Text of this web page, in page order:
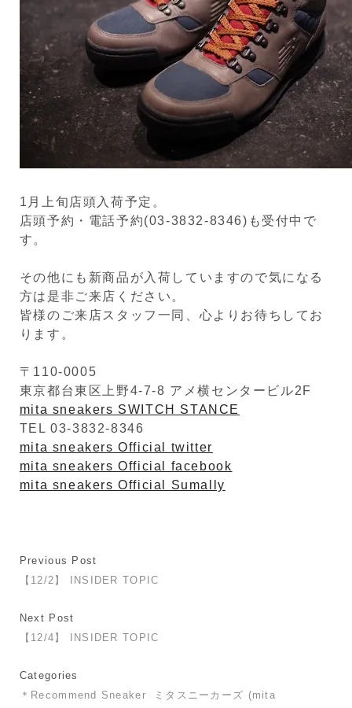
1月上旬店頭入荷予定。
店頭予約・電話予約(03-3832-8346)も受付中で
す。
その他にも新商品が入荷していますので気になる
方は是非ご来店ください。
皆様のご来店スタッフ一同、心よりお待ちしてお
ります。
〒110-0005
東京都台東区上野4-7-8 アメ横センタービル2F
mita sneakers SWITCH STANCE
TEL 03-3832-8346
mita sneakers Official twitter
mita sneakers Official facebook
mita sneakers Official Sumally
Previous Post
【12/2】 INSIDER TOPIC
Next Post
【12/4】 INSIDER TOPIC
Categories
＊Recommend Sneaker
ミタスニーカーズ (mita